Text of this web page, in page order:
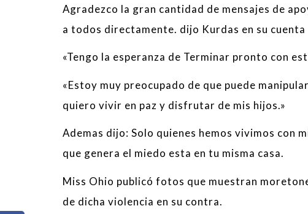
Agradezco la gran cantidad de mensajes de
a todos directamente. dijo Kurdas en su
«Tengo la esperanza de Terminar pronto con
«Estoy muy preocupado de que puede
quiero vivir en paz y disfrutar de mis hijos.»
Ademas dijo: Solo quienes hemos vivimos con
que genera el miedo esta en tu misma casa.
Miss Ohio publicó fotos que muestran
de dicha violencia en su contra.